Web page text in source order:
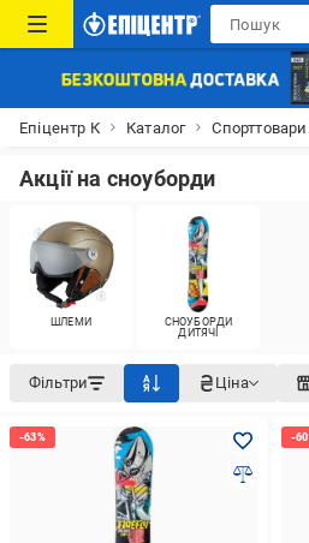
Епіцентр К Каталог Спорттовари
Акції на сноуборди
ШЛЕМИ
СНОУБОРДИ
ДИТЯЧІ
Фільтри Ціна